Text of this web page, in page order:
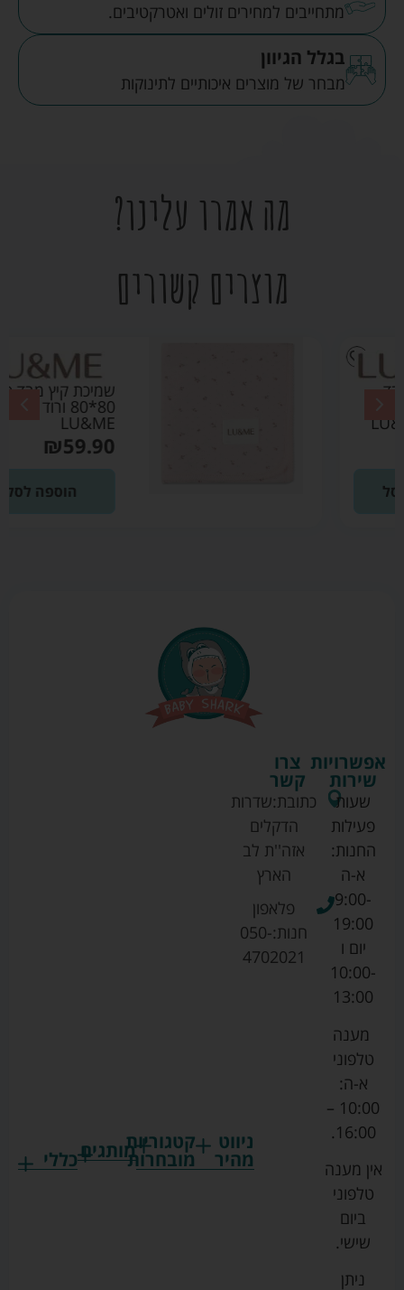
מתחייבים למחירים זולים ואטרקטיבים.
בגלל הגיוון
מבחר של מוצרים איכותיים לתינוקות
מה אמרו עלינו?
מוצרים קשורים
שמיכת קיץ מבד פוינטל
80*80 ורוד בהיר –
₪
הוספה לסל
ניווט
מהיר
קטגוריות
מובחרותמותגים
גרקו
כללי
צרו
קשר
כתובת:שדרות
הדקלים
אזה''ת לב
הארץ
פלאפון
חנות:050-
4702021
אפשרויות
שירות
שעות
פעילות
החנות:
א-ה
9:00-
19:00
יום ו
10:00-
13:00
מענה
טלפוני
א-ה:
10:00 –
16:00.
אין מענה
טלפוני
ביום
שישי.
ניתן